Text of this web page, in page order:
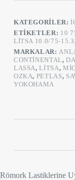
adet
KATEGORILER:
ETIKETLER: 10
LITSA 10.0/75-15.3
MARKALAR:
CONTINENTAL,
LASSA,LITSA,
OZKA, PETLAS,
YOKOHAMA
Römork Lastiklerine